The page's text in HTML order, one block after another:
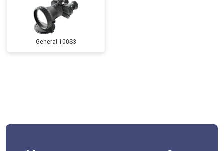
General 100S3